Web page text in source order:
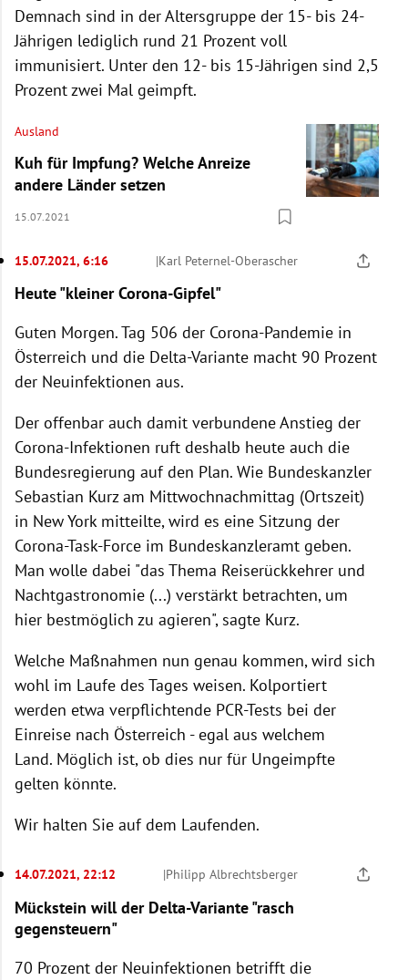
Demnach sind in der Altersgruppe der 15- bis 24-
Jährigen lediglich rund 21 Prozent voll
immunisiert. Unter den 12- bis 15-Jährigen sind 2,5
Prozent zwei Mal geimpft.
Ausland
Kuh für Impfung? Welche Anreize
andere Länder setzen
15.07.2021
15.07.2021, 6:16 |Karl Peternel-Oberascher
Heute "kleiner Corona-Gipfel"
Guten Morgen. Tag 506 der Corona-Pandemie in
Österreich und die Delta-Variante macht 90 Prozent
der Neuinfektionen aus.
Der offenbar auch damit verbundene Anstieg der
Corona-Infektionen ruft deshalb heute auch die
Bundesregierung auf den Plan. Wie Bundeskanzler
Sebastian Kurz am Mittwochnachmittag (Ortszeit)
in New York mitteilte, wird es eine Sitzung der
Corona-Task-Force im Bundeskanzleramt geben.
Man wolle dabei "das Thema Reiserückkehrer und
Nachtgastronomie (...) verstärkt betrachten, um
hier bestmöglich zu agieren", sagte Kurz.
Welche Maßnahmen nun genau kommen, wird sich
wohl im Laufe des Tages weisen. Kolportiert
werden etwa verpflichtende PCR-Tests bei der
Einreise nach Österreich - egal aus welchem
Land. Möglich ist, ob dies nur für Ungeimpfte
gelten könnte.
Wir halten Sie auf dem Laufenden.
14.07.2021, 22:12 |Philipp Albrechtsberger
Mückstein will der Delta-Variante "rasch
gegensteuern"
70 Prozent der Neuinfektionen betrifft die